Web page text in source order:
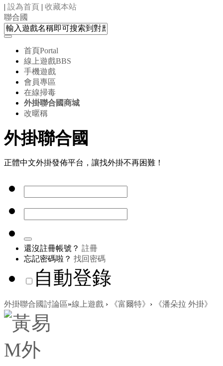
| 設為首頁 | 收藏本站
聯合國
首頁Portal
線上遊戲BBS
手機遊戲
會員專區
在線掃毒
外掛聯合國商城
改暱稱
外掛聯合國
正體中文外掛發佈平台，讓找外掛不再困難！
還沒註冊帳號？ 註冊
忘記密碼啦？ 找回密碼
自動登錄
外掛聯合國討論區»線上遊戲 › 《富爾特》 › 《潘朵拉 外掛》